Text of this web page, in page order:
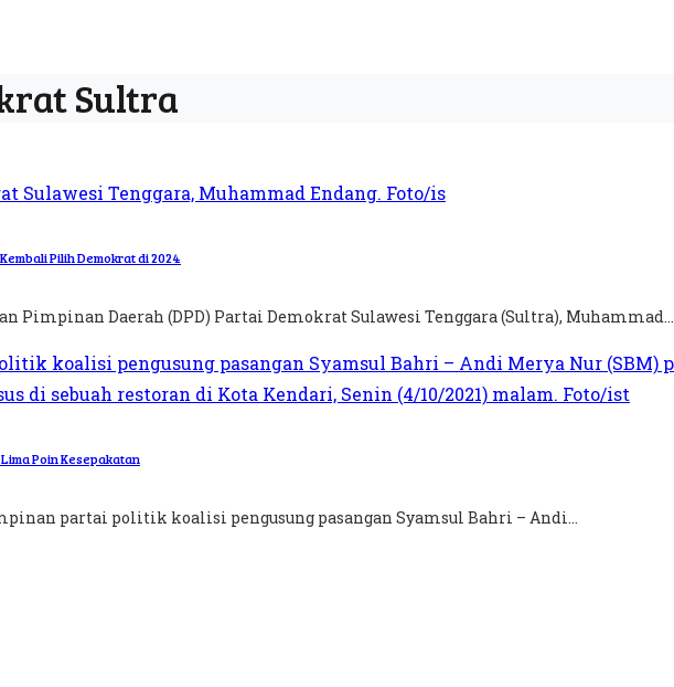
Sultra
Pilih Demokrat di 2024
Pimpinan Daerah (DPD) Partai Demokrat Sulawesi Tenggara (Sultra), Muhammad...
Poin Kesepakatan
partai politik koalisi pengusung pasangan Syamsul Bahri – Andi...